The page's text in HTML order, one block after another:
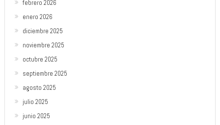
febrero 2026
enero 2026
diciembre 2025
noviembre 2025
octubre 2025
septiembre 2025
agosto 2025
julio 2025
junio 2025